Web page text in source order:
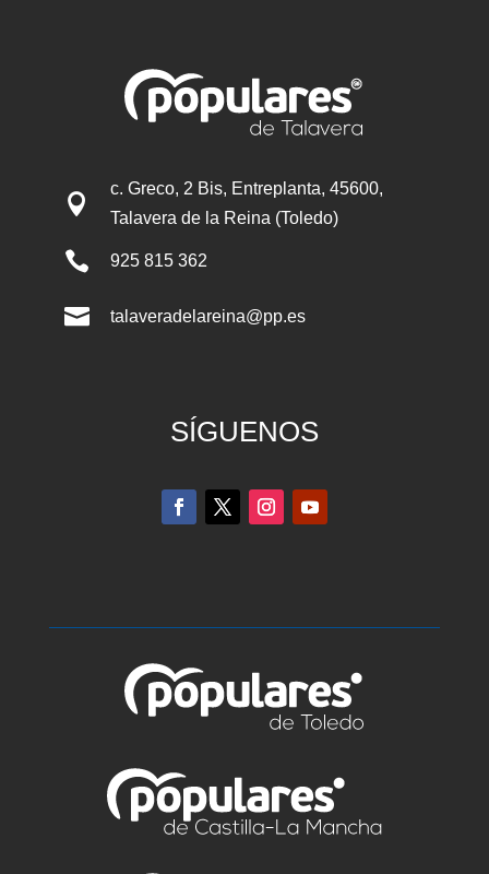

c. Greco, 2 Bis, Entreplanta, 45600,
Talavera de la Reina (Toledo)
 925 815 362
 talaveradelareina@pp.es
SÍGUENOS